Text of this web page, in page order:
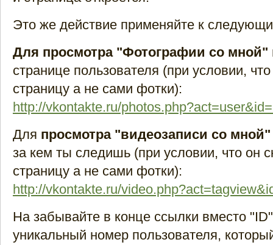
Это же действие применяйте к
Для просмотра "Фотографии со мной"
странице пользователя (при условии,
страницу а не сами фотки):
http://vkontakte.ru/
Для просмотра "видеозаписи со мной"
за кем ты следишь (при условии, что он
страницу а не сами фотки):
http://vkontakte.ru/
На забывайте в конце ссылки вместо
уникальный номер пользователя,